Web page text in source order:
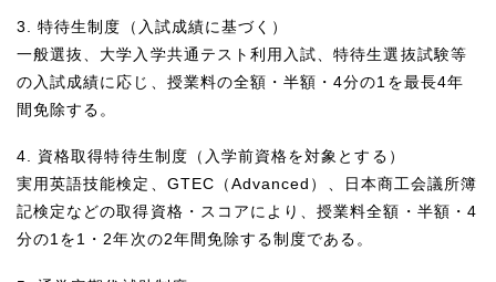
3. 特待生制度（入試成績に基づく）
一般選抜、大学入学共通テスト利用入試、特待生選抜試験等
の入試成績に応じ、授業料の全額・半額・4分の1を最長4年
間免除する。
4. 資格取得特待生制度（入学前資格を対象とする）
実用英語技能検定、GTEC（Advanced）、日本商工会議所簿
記検定などの取得資格・スコアにより、授業料全額・半額・4
分の1を1・2年次の2年間免除する制度である。